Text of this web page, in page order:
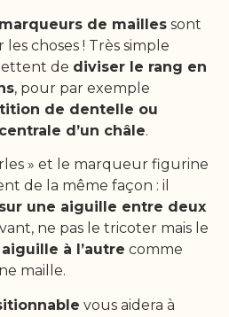
marqueurs de mailles sont
choses ! Très simple
de diviser le rang en
, pour par exemple
de dentelle ou
d’un châle.
» et le marqueur figurine
de la même façon : il
une aiguille entre deux
ne pas le tricoter mais le
à l’autre comme
maille.
vous aidera à